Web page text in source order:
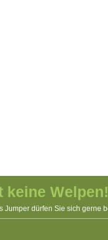
keine Welpen!
Jumper dürfen Sie sich